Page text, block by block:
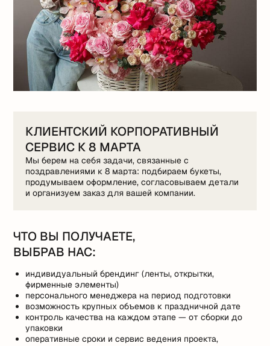
КЛИЕНТСКИЙ КОРПОРАТИВНЫЙ
СЕРВИС К 8 МАРТА
Мы берем на себя задачи, связанные с
поздравлениями к 8 марта: подбираем букеты,
продумываем оформление, согласовываем детали
и организуем заказ для вашей компании.
ЧТО ВЫ ПОЛУЧАЕТЕ,
ВЫБРАВ НАС:
индивидуальный брендинг (ленты, открытки,
фирменные элементы)
персонального менеджера на период подготовки
возможность крупных объемов к праздничной дате
контроль качества на каждом этапе — от сборки до
упаковки
оперативные сроки и сервис ведения проекта,